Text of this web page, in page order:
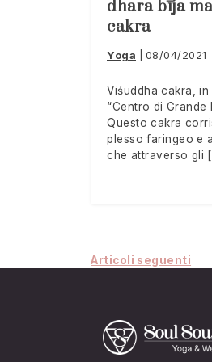
dhara bīja
cakra
Yoga 08/04/2021
Viśuddha cakra,
“Centro di Grande
Questo cakra
plesso faringeo e
che attraverso gli
Articoli seguenti